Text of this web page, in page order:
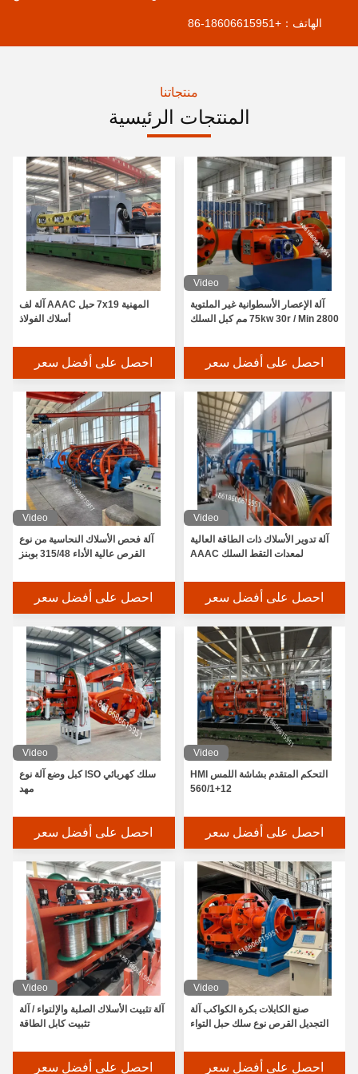
الهاتف： +86-18606615951
منتجاتنا
المنتجات الرئيسية
المهنية 7x19 حبل AAAC آلة لف
أسلاك الفولاذ
احصل على أفضل سعر
Video
آلة الإعصار الأسطوانية غير الملتوية
75kw 30r / Min 2800 مم كبل السلك
احصل على أفضل سعر
Video
آلة فحص الأسلاك النحاسية من نوع
القرص عالية الأداء 315/48 بوبنز
احصل على أفضل سعر
Video
آلة تدوير الأسلاك ذات الطاقة العالية
لمعدات التقط السلك AAAC
احصل على أفضل سعر
Video
سلك كهربائي ISO كبل وضع آلة نوع
مهد
احصل على أفضل سعر
Video
التحكم المتقدم بشاشة اللمس HMI
560/1+12
احصل على أفضل سعر
Video
آلة تثبيت الأسلاك الصلبة والإلتواء / آلة
تثبيت كابل الطاقة
احصل على أفضل سعر
Video
صنع الكابلات بكرة الكواكب آلة
التجديل القرص نوع سلك حبل التواء
احصل على أفضل سعر